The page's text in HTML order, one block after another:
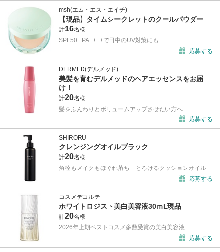
msh(エム・エス・エイチ)
【現品】タイムシークレットのクールパウダー
計16名様
SPF50+ PA++++で日中のUV対策にも
応募する
DERMED(デルメッド)
美髪を育むデルメッドのヘアエッセンスをお届
け！
計20名様
髪をふんわりとボリュームアップさせたい方へ
応募する
SHIRORU
クレンジングオイルブラック
計20名様
角栓もメイクもほぐれ落ち とろけるクッションオイル
応募する
コスメデコルテ
ホワイトロジスト美白美容液30ｍL現品
計20名様
2026年上期ベストコスメ多数受賞の美白美容液
応募する